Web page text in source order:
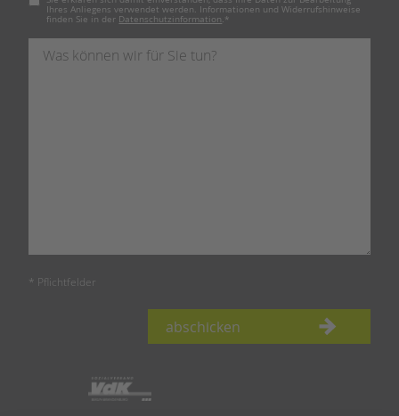
Ihres Anliegens verwendet werden. Informationen und Widerrufshinweise
finden Sie in der Datenschutzinformation *
* Pflichtfelder
abschicken